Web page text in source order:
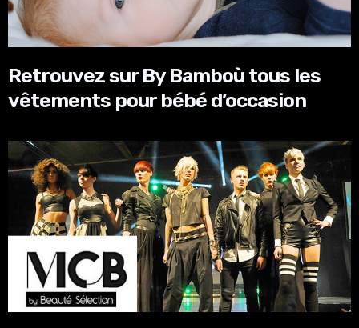
Retrouvez sur By Bamboù tous les
vêtements pour bébé d’occasion